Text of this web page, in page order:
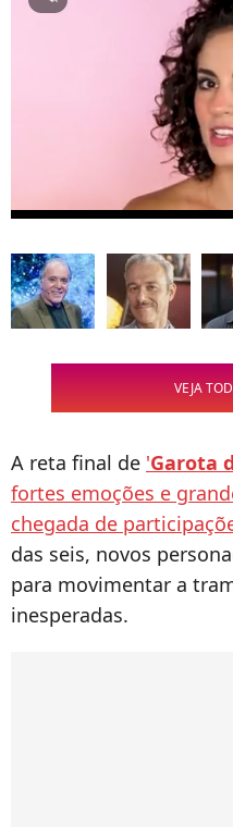
VEJA
A reta final de 'Garota
fortes emoções e
chegada de
das seis, novos
para movimentar a
inesperadas.